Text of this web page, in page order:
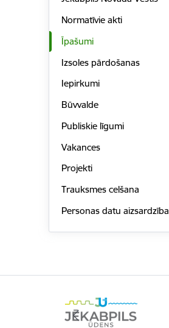
Normatīvie akti
Īpašumi
Izsoles pārdošanas
Iepirkumi
Būvvalde
Publiskie līgumi
Vakances
Projekti
Trauksmes celšana
Personas datu aizsardzība